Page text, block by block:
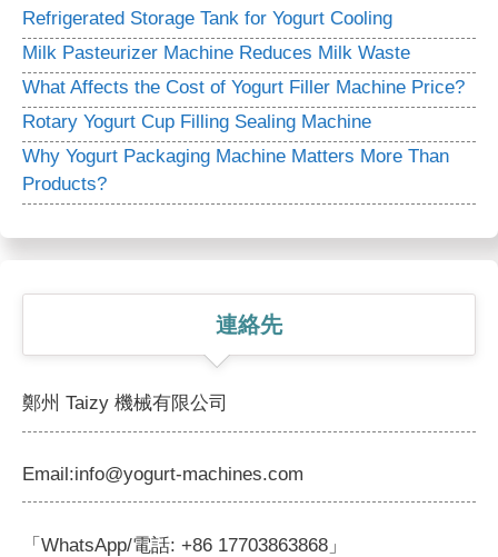
Refrigerated Storage Tank for Yogurt Cooling
Milk Pasteurizer Machine Reduces Milk Waste
What Affects the Cost of Yogurt Filler Machine Price?
Rotary Yogurt Cup Filling Sealing Machine
Why Yogurt Packaging Machine Matters More Than
Products?
連絡先
鄭州 Taizy 機械有限公司
Email:info@yogurt-machines.com
「WhatsApp/電話: +86 17703863868」